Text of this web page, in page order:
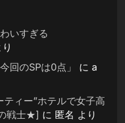
いすぎる
回のSPは0点」
に a
ィー”ホテルで女子高
戦士★] に 匿名 より